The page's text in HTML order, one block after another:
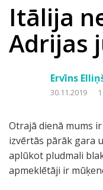
Itālija
Adrijas
Ervīns
30.11.2019
Otrajā dienā mums
izvērtās pārāk gara
aplūkot pludmali
apmeklētāji ir